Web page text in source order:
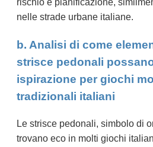
rischio e pianificazione,
nelle strade urbane italiane.
b. Analisi di come
strisce pedonali
ispirazione per giochi
tradizionali italiani
Le strisce pedonali, simbolo di
trovano eco in molti giochi